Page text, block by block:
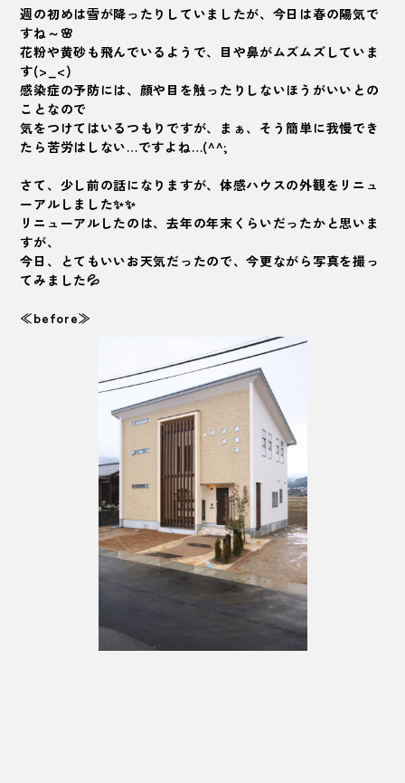
週の初めは雪が降ったりしていましたが、今日は春の陽気で
すね～🌸
花粉や黄砂も飛んでいるようで、目や鼻がムズムズしていま
す(>_<)
感染症の予防には、顔や目を触ったりしないほうがいいとの
ことなので
気をつけてはいるつもりですが、まぁ、そう簡単に我慢でき
たら苦労はしない…ですよね…(^^;
さて、少し前の話になりますが、体感ハウスの外観をリニュ
ーアルしました✨✨
リニューアルしたのは、去年の年末くらいだったかと思いま
すが、
今日、とてもいいお天気だったので、今更ながら写真を撮っ
てみました💦
≪before≫